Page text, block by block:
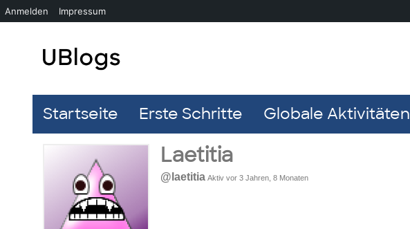
Startseite Erste Schritte Globale Aktivitäten
Laetitia
@laetitia Aktiv vor 3 Jahren, 8 Monaten
Anmelden Impressum